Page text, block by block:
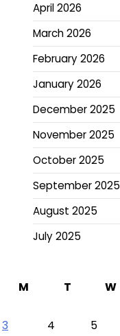
April 2026
March 2026
February 2026
January 2026
December 2025
November 2025
October 2025
September 2025
August 2025
July 2025
M
T W
3
4 5